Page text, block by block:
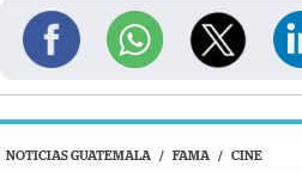
NOTICIAS GUATEMALA / FAMA / CINE